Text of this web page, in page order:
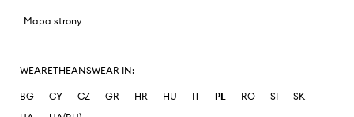
Mapa strony
WEARETHEANSWEAR IN:
BG CY CZ GR HR HU IT PL RO SI
SK